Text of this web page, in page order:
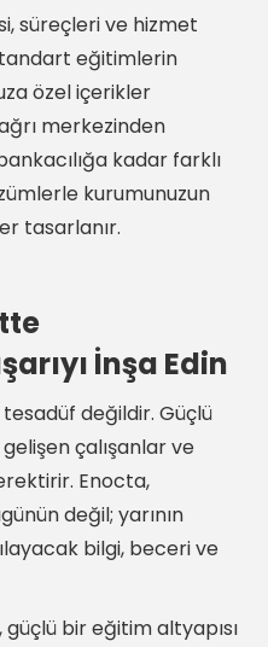
süreçleri ve hizmet
eğitimlerin
özel içerikler
merkezinden
kadar farklı
kurumunuzun
tasarlanır.
İnşa Edin
değildir. Güçlü
çalışanlar ve
Enocta,
değil; yarının
bilgi, beceri ve
bir eğitim altyapısı